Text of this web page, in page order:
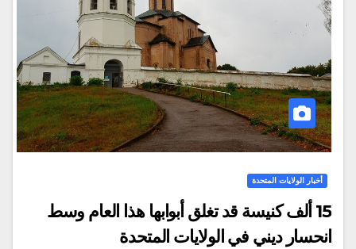
أخبار الولايات المتحدة
15 ألف كنيسة قد تغلق أبوابها هذا العام وسط
انحسار ديني في الولايات المتحدة